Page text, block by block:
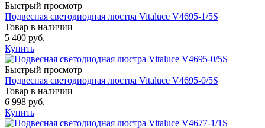
Быстрый просмотр
Подвесная светодиодная люстра Vitaluce V4695-1/5S
Товар в наличии
5 400 руб.
Купить
Быстрый просмотр
Подвесная светодиодная люстра Vitaluce V4695-0/5S
Товар в наличии
6 998 руб.
Купить